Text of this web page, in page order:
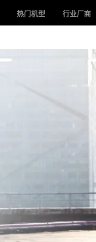
热门机型 行业厂商